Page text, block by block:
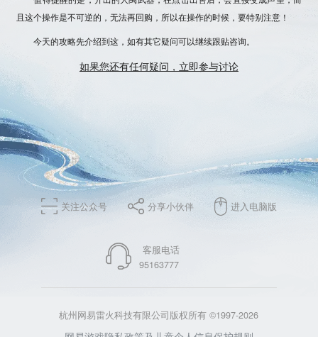
且这个操作是不可逆的，无法再回购 ，所以在操作的时候，要特别注意！
今天的攻略先介绍到这，如有其它疑问可以继续跟贴咨询。
如果您还有任何疑问，立即参与讨论
关注公众号 分享小伙伴 进入电脑版
客服电话
95163777
杭州网易雷火科技有限公司版权所有 ©1997-2026